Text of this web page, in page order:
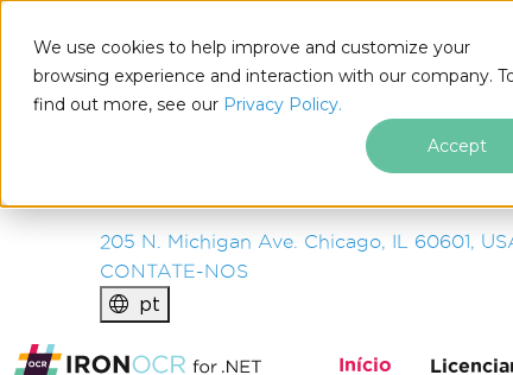
We use cookies to help improve and customize your
browsing experience and interaction with our company.
find out more, see our Privacy Policy.
Accept
IRONSOFTWARE
PRODUTOS
EMPRESA
205 N. Michigan Ave. Chicago, IL 60601,
CONTATE-NOS
pt
Início